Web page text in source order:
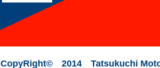
CopyRight© 2014 Tatsukuchi